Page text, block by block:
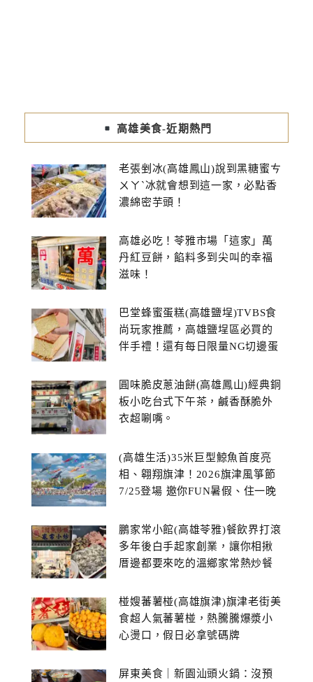
高雄美食-近期熱門
老張剉冰(高雄鳳山)說到黑糖蜜ㄘ
ㄨㄚˋ冰就會想到這一家，必點香
濃綿密芋頭！
高雄必吃！苓雅市場「這家」萬
丹紅豆餅，餡料多到尖叫的幸福
滋味！
巴堂蜂蜜蛋糕(高雄鹽埕)TVBS食
尚玩家推薦，高雄鹽埕區必買的
伴手禮！還有每日限量NG切邊蛋
圓味脆皮蔥油餅(高雄鳳山)經典銅
板小吃台式下午茶，鹹香酥脆外
衣超唰嘴。
(高雄生活)35米巨型鯨魚首度亮
相、翱翔旗津！2026旗津風箏節
7/25登場 邀你FUN暑假、住一晚
鵬家常小館(高雄苓雅)餐飲界打滾
多年後白手起家創業，讓你相揪
厝邊都要來吃的溫鄉家常熱炒餐
椪嫂蕃薯椪(高雄旗津)旗津老街美
食超人氣蕃薯椪，熱騰騰爆漿小
心燙口，假日必拿號碼牌
屏東美食｜新園汕頭火鍋：沒預